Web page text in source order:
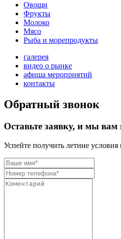
Овощи
Фрукты
Молоко
Мясо
Рыба и морепродукты
галерея
видео о рынке
афиша мероприятий
контакты
Обратный звонок
Оставьте заявку, и мы вам
Успейте получить летние